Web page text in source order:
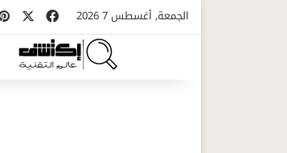
الجمعة, أغسطس 7 2026 فيسبوك